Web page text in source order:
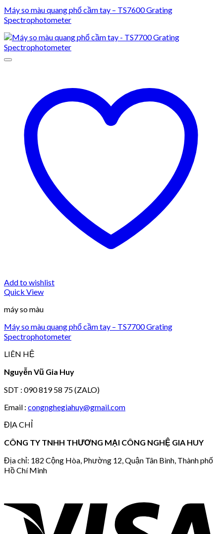
Máy so màu quang phổ cầm tay – TS7600 Grating
Spectrophotometer
Add to wishlist
Quick View
máy so màu
Máy so màu quang phổ cầm tay – TS7700 Grating
Spectrophotometer
LIÊN HỆ
Nguyễn Vũ Gia Huy
SDT : 090 819 58 75 (ZALO)
Email : congnghegiahuy@gmail.com
ĐỊA CHỈ
CÔNG TY TNHH THƯƠNG MẠI CÔNG NGHỆ GIA HUY
Địa chỉ: 182 Cộng Hòa, Phường 12, Quận Tân Bình, Thành phố
Hồ Chí Minh